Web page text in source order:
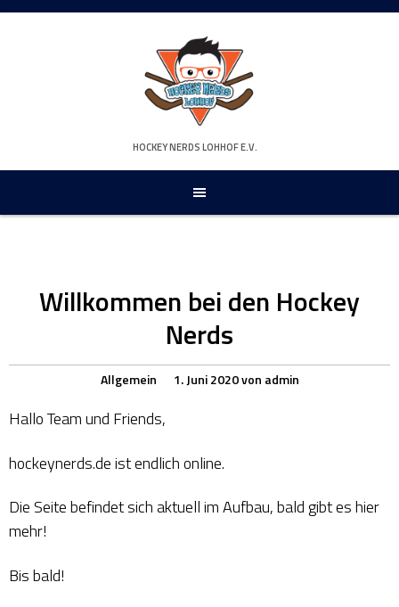
Springe
HOCKEY NERDS LOHHOF E.V.
Willkommen bei den Hockey
Nerds
Allgemein 1. Juni 2020von admin
Hallo Team und Friends,
hockeynerds.de ist endlich online.
Die Seite befindet sich aktuell im Aufbau, bald gibt es hier
mehr!
Bis bald!